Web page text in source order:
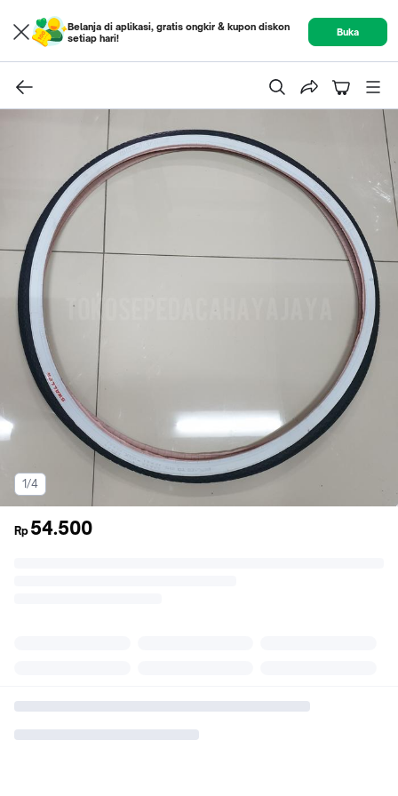
Belanja di aplikasi, gratis ongkir & kupon diskon
setiap hari!
Buka
1/4
Rp 54.500